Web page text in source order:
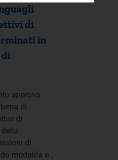
di
in
di
approva
di
di
di
modalità e…